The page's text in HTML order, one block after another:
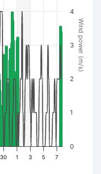
Wind power (m/s)
30 1 3 5 7
0
1
2
3
4